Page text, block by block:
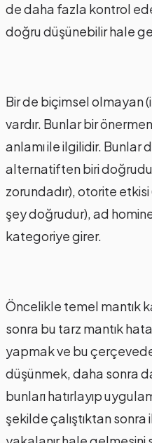
de daha fazla kontrol
doğru düşünebilir hale
Bir de biçimsel
vardır. Bunlar bir
anlamı ile ilgilidir. Bunlar
alternatiften biri
zorundadır), otorite
şey doğrudur), ad
kategoriye girer.
Öncelikle temel mantık
sonra bu tarz mantık
yapmak ve bu
düşünmek, daha sonra
bunları hatırlayıp
şekilde çalıştıktan